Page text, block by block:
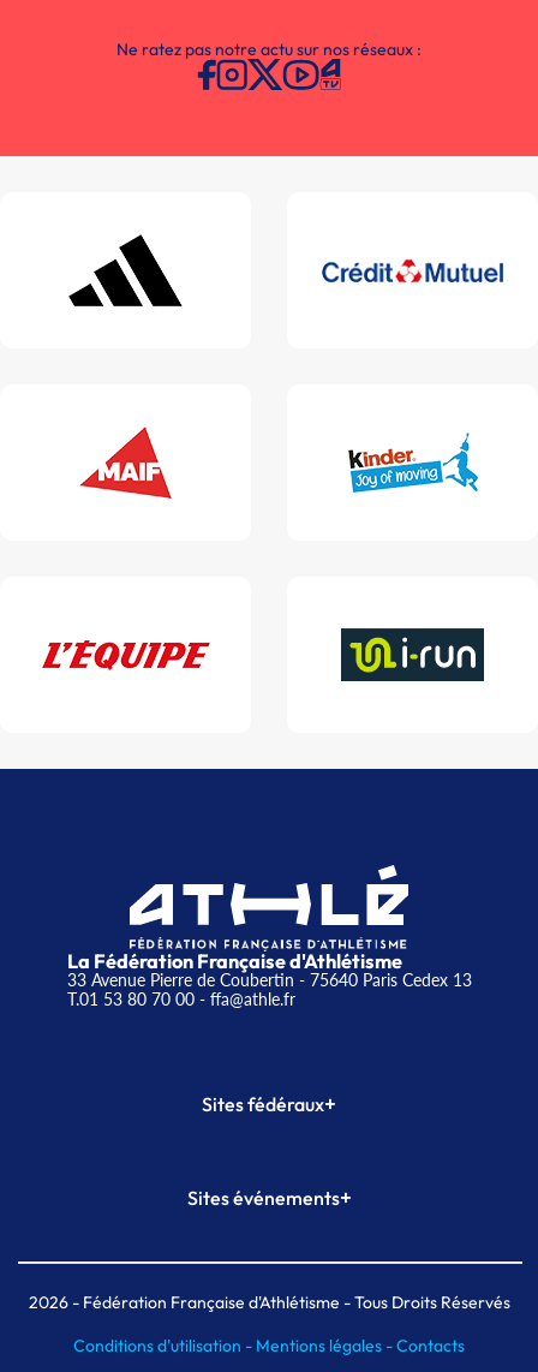
Ne ratez pas notre actu sur nos réseaux :
La Fédération Française d'Athlétisme
33 Avenue Pierre de Coubertin - 75640 Paris Cedex 13
T.01 53 80 70 00- ffa@athle.fr
Sites fédéraux+
Plateforme Formation
Sites événements+
Meeting de Paris indoor
MAIF Ekiden de Paris
2026- Fédération Française d'Athlétisme - Tous Droits Réservés
Conditions d'utilisation - Mentions légales -Contacts